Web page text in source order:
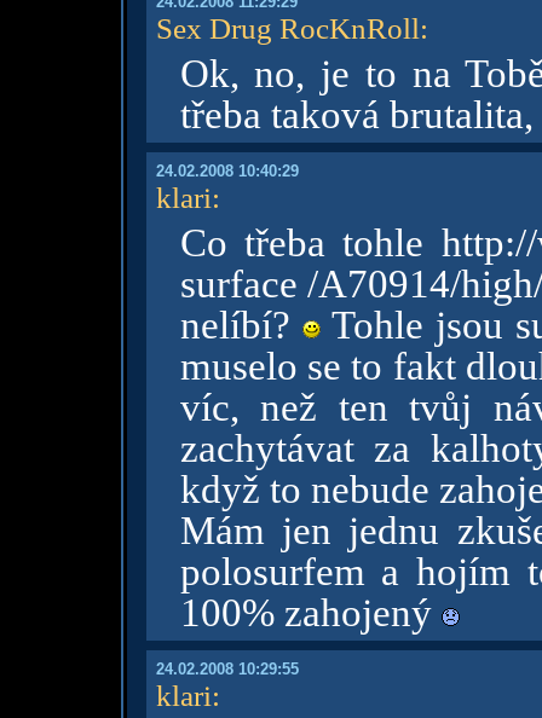
Sex Drug RocKnRoll:
Ok, no, je to na
třeba taková
24.02.2008 10:40:29
klari:
Co třeba tohle http://
surface /A70914/
nelíbí?
Tohle jsou
muselo se to fakt
víc, než ten tvůj
zachytávat za
když to nebude
Mám jen jednu
polosurfem a hojím
100% zahojený
24.02.2008 10:29:55
klari: